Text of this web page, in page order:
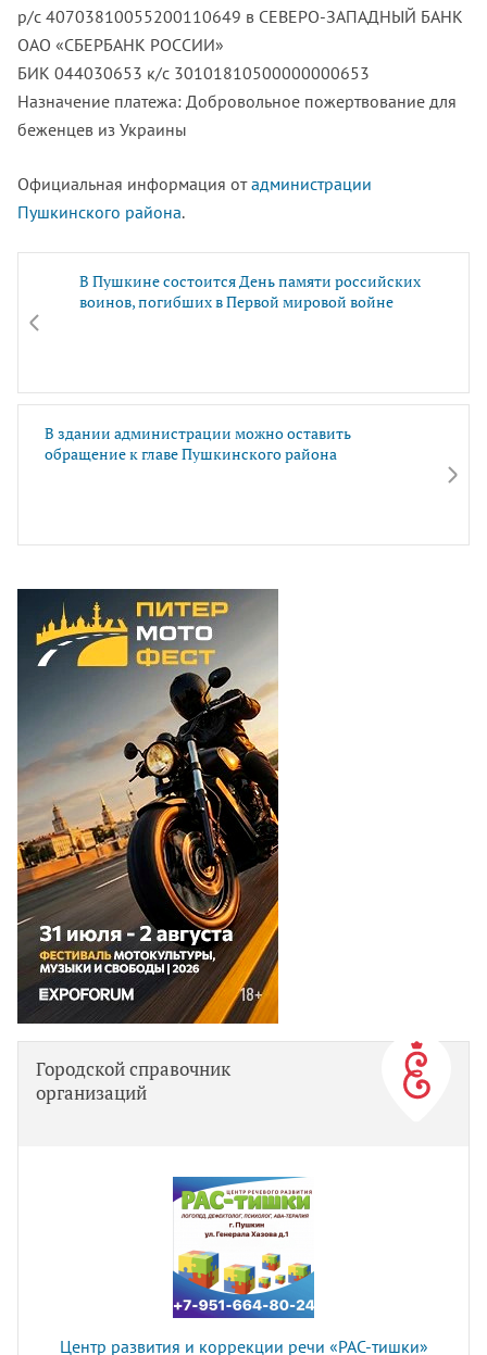
р/с 40703810055200110649 в СЕВЕРО-ЗАПАДНЫЙ БАНК
ОАО «СБЕРБАНК РОССИИ»
БИК 044030653 к/с 30101810500000000653
Назначение платежа: Добровольное пожертвование для
беженцев из Украины
Официальная информация отадминистрации
Пушкинского района.
В Пушкине состоится День памяти российских
воинов, погибших в Первой мировой войне
В здании администрации можно оставить
обращение к главе Пушкинского района
Городской справочник
организаций
Центр развития и коррекции речи «РАС-тишки»